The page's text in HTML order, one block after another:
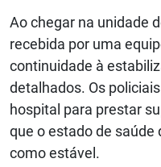
Ao chegar na unidade
recebida por uma
continuidade à
detalhados. Os
hospital para prestar
que o estado de
como estável.